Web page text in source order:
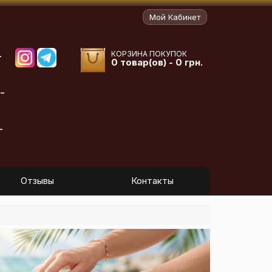
Мой Кабинет
КОРЗИНА ПОКУПОК
0 товар(ов) - 0 грн.
Отзывы Контакты